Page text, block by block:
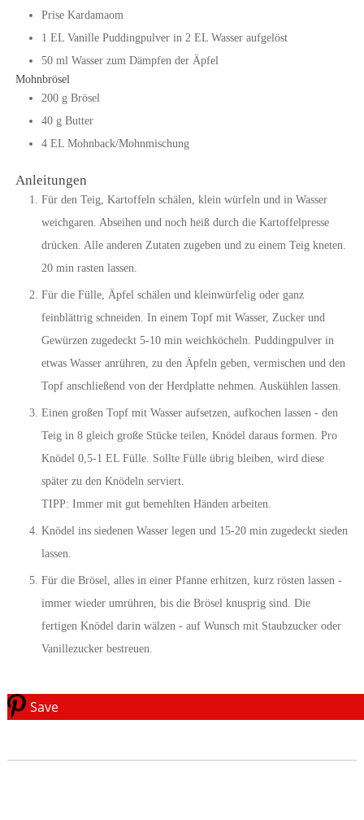
Prise Kardamaom
1 EL Vanille Puddingpulver in 2 EL Wasser aufgelöst
50 ml Wasser zum Dämpfen der Äpfel
Mohnbrösel
200 g Brösel
40 g Butter
4 EL Mohnback/Mohnmischung
Anleitungen
Für den Teig, Kartoffeln schälen, klein würfeln und in Wasser
weichgaren. Abseihen und noch heiß durch die Kartoffelpresse
drücken. Alle anderen Zutaten zugeben und zu einem Teig kneten.
20 min rasten lassen.
Für die Fülle, Äpfel schälen und kleinwürfelig oder ganz
feinblättrig schneiden. In einem Topf mit Wasser, Zucker und
Gewürzen zugedeckt 5-10 min weichköcheln. Puddingpulver in
etwas Wasser anrühren, zu den Äpfeln geben, vermischen und den
Topf anschließend von der Herdplatte nehmen. Auskühlen lassen.
Einen großen Topf mit Wasser aufsetzen, aufkochen lassen - den
Teig in 8 gleich große Stücke teilen, Knödel daraus formen. Pro
Knödel 0,5-1 EL Fülle. Sollte Fülle übrig bleiben, wird diese
später zu den Knödeln serviert.
TIPP: Immer mit gut bemehlten Händen arbeiten.
Knödel ins siedenen Wasser legen und 15-20 min zugedeckt sieden
lassen.
Für die Brösel, alles in einer Pfanne erhitzen, kurz rösten lassen -
immer wieder umrühren, bis die Brösel knusprig sind. Die
fertigen Knödel darin wälzen - auf Wunsch mit Staubzucker oder
Vanillezucker bestreuen.
Save